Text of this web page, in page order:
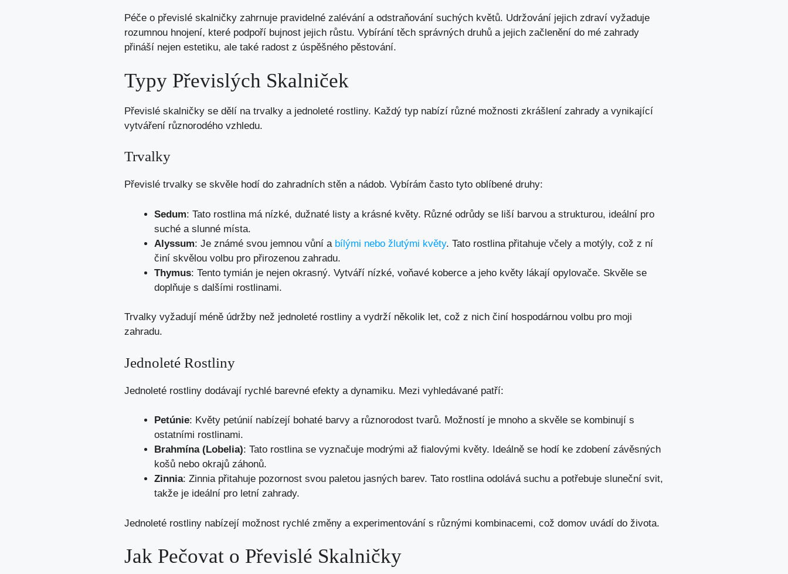
Péče o převislé skalničky zahrnuje pravidelné zalévání a odstraňování suchých květů. Udržování jejich zdraví vyžaduje
rozumnou hnojení, které podpoří bujnost jejich růstu. Vybírání těch správných druhů a jejich začlenění do mé zahrady
přináší nejen estetiku, ale také radost z úspěšného pěstování.
Typy Převislých Skalniček
Převislé skalničky se dělí na trvalky a jednoleté rostliny. Každý typ nabízí různé možnosti zkrášlení zahrady a vynikající
vytváření různorodého vzhledu.
Trvalky
Převislé trvalky se skvěle hodí do zahradních stěn a nádob. Vybírám často tyto oblíbené druhy:
Sedum: Tato rostlina má nízké, dužnaté listy a krásné květy. Různé odrůdy se liší barvou a strukturou, ideální pro
suché a slunné místa.
Alyssum: Je známé svou jemnou vůní a bílými nebo žlutými květy. Tato rostlina přitahuje včely a motýly, což z ní
činí skvělou volbu pro přirozenou zahradu.
Thymus: Tento tymián je nejen okrasný. Vytváří nízké, voňavé koberce a jeho květy lákají opylovače. Skvěle se
doplňuje s dalšími rostlinami.
Trvalky vyžadují méně údržby než jednoleté rostliny a vydrží několik let, což z nich činí hospodárnou volbu pro moji
zahradu.
Jednoleté Rostliny
Jednoleté rostliny dodávají rychlé barevné efekty a dynamiku. Mezi vyhledávané patří:
Petúnie: Květy petúnií nabízejí bohaté barvy a různorodost tvarů. Možností je mnoho a skvěle se kombinují s
ostatními rostlinami.
Brahmína (Lobelia): Tato rostlina se vyznačuje modrými až fialovými květy. Ideálně se hodí ke zdobení závěsných
košů nebo okrajů záhonů.
Zinnia: Zinnia přitahuje pozornost svou paletou jasných barev. Tato rostlina odolává suchu a potřebuje sluneční svit,
takže je ideální pro letní zahrady.
Jednoleté rostliny nabízejí možnost rychlé změny a experimentování s různými kombinacemi, což domov uvádí do života.
Jak Pečovat o Převislé Skalničky